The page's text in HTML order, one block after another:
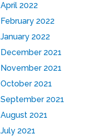
April 2022
February 2022
January 2022
December 2021
November 2021
October 2021
September 2021
August 2021
July 2021